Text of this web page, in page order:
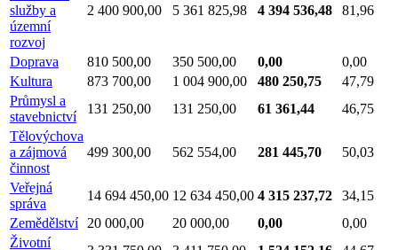
služby a
územní
rozvoj
2 400 900,00 5 361 825,98 4 394 536,48 81,96
Doprava 810 500,00 350 500,00 0,00
0,00
Kultura
873 700,00 1 004 900,00 480 250,75
47,79
Průmysl a
stavebnictví
131 250,00 131 250,00 61 361,44
46,75
Tělovýchova
a zájmová
činnost
499 300,00 562 554,00 281 445,70 50,03
Veřejná
správa
14 694 450,00 12 634 450,00 4 315 237,72
34,15
Zemědělství
20 000,00 20 000,00 0,00
0,00
Životní